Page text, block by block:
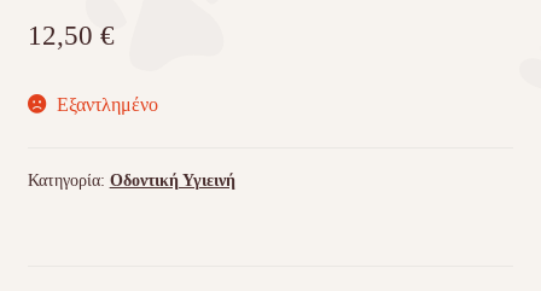
12,50 €
Εξαντλημένο
Κατηγορία: Οδοντική Υγιεινή